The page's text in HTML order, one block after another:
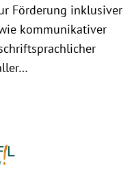
Förderung inklusiver
kommunikativer